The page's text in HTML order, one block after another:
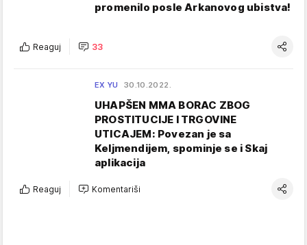
promenilo posle Arkanovog ubistva!
Reaguj 33
EX YU 30.10.2022.
UHAPŠEN MMA BORAC ZBOG
PROSTITUCIJE I TRGOVINE
UTICAJEM: Povezan je sa
Keljmendijem, spominje se i Skaj
aplikacija
Reaguj Komentariši